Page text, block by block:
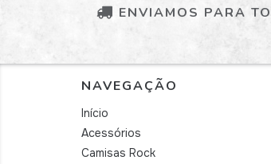
ENVIAMOS PARA
NAVEGAÇÃO
Início
Acessórios
Camisas Rock